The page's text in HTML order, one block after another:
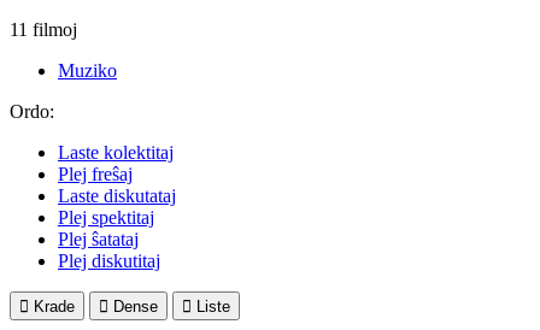
11 filmoj
Muziko
Ordo:
Laste kolektitaj
Plej freŝaj
Laste diskutataj
Plej spektitaj
Plej ŝatataj
Plej diskutitaj
 Krade  Dense  Liste